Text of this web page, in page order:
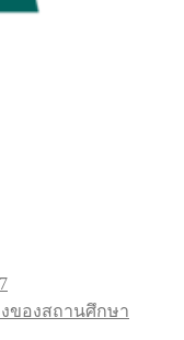
ของสถานศึกษา